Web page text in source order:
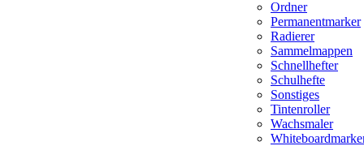
Ordner
Permanentmarker
Radierer
Sammelmappen
Schnellhefter
Schulhefte
Sonstiges
Tintenroller
Wachsmaler